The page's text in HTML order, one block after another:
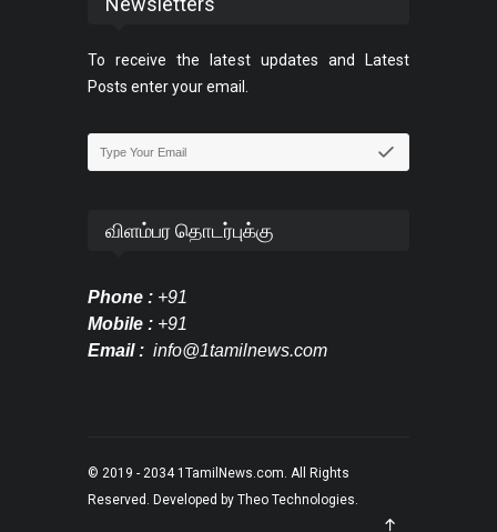
To receive the latest updates and Latest
Posts enter your email.
விளம்பர தொடர்புக்கு
Phone : +91
Mobile : +91
Email : info@1tamilnews.com
© 2019 - 2034 1TamilNews.com. All Rights
Reserved. Developed by Theo Technologies.